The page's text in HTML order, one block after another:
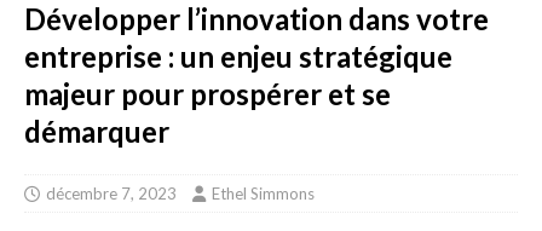
Développer l’innovation dans votre
entreprise : un enjeu stratégique
majeur pour prospérer et se
démarquer
décembre 7, 2023 Ethel Simmons